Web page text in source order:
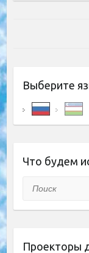
Выберите
Что будем
Поиск
Проекторы